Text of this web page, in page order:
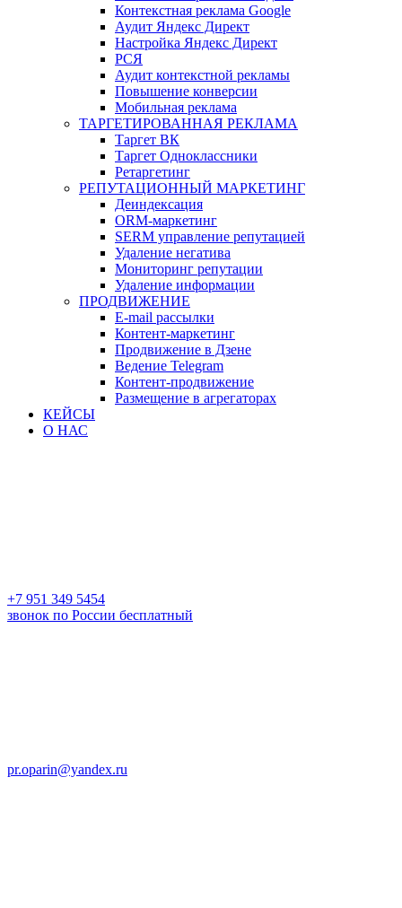
Контекстная реклама Google
Аудит Яндекс Директ
Настройка Яндекс Директ
РСЯ
Аудит контекстной рекламы
Повышение конверсии
Мобильная реклама
ТАРГЕТИРОВАННАЯ РЕКЛАМА
Таргет ВК
Таргет Одноклассники
Ретаргетинг
РЕПУТАЦИОННЫЙ МАРКЕТИНГ
Деиндексация
ORM-маркетинг
SERM управление репутацией
Удаление негатива
Мониторинг репутации
Удаление информации
ПРОДВИЖЕНИЕ
E-mail рассылки
Контент-маркетинг
Продвижение в Дзене
Ведение Telegram
Контент-продвижение
Размещение в агрегаторах
КЕЙСЫ
О НАС
+7 951 349 5454
звонок по России бесплатный
pr.oparin@yandex.ru